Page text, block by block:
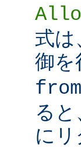
式は
御
る
に